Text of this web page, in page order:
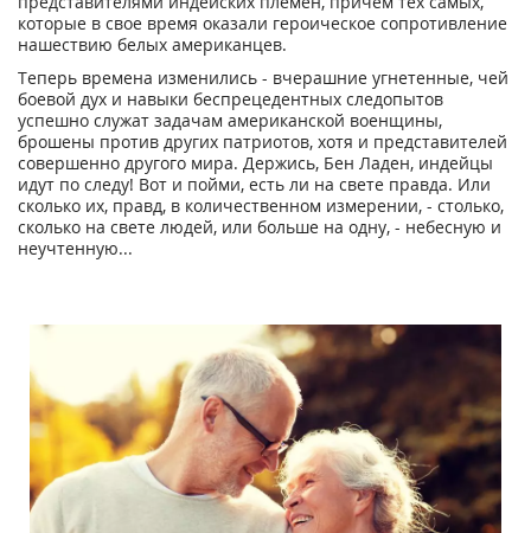
которые в свое время оказали героическое сопротивление
нашествию белых американцев.
Теперь времена изменились - вчерашние угнетенные, чей
боевой дух и навыки беспрецедентных следопытов
успешно служат задачам американской военщины,
брошены против других патриотов, хотя и представителей
совершенно другого мира. Держись, Бен Ладен, индейцы
идут по следу! Вот и пойми, есть ли на свете правда. Или
сколько их, правд, в количественном измерении, - столько,
сколько на свете людей, или больше на одну, - небесную и
неучтенную...